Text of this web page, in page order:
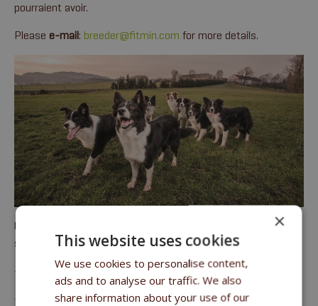
pourraient avoir.
Please e-mail: breeder@fitmin.com for more details.
Une atmosphère joyeuse règne à la ferme où les chiens
s'occupent des activités suivantes :
- l’agilité,
- le disque-volant,
×
This website uses cookies
We use cookies to personalise content,
ads and to analyse our traffic. We also
share information about your use of our